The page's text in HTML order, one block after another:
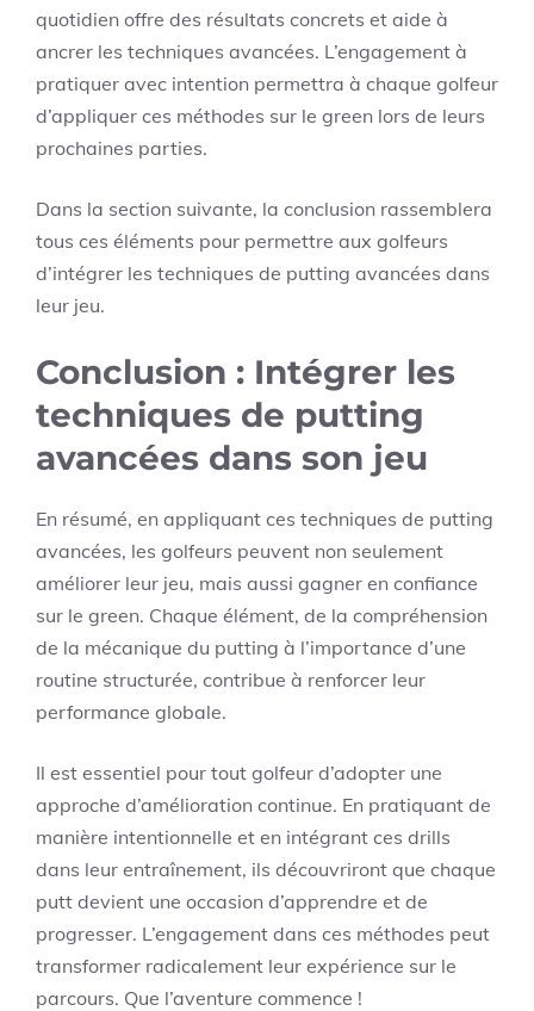
quotidien offre des résultats concrets et aide à
ancrer les techniques avancées. L’engagement à
pratiquer avec intention permettra à chaque golfeur
d’appliquer ces méthodes sur le green lors de leurs
prochaines parties.
Dans la section suivante, la conclusion rassemblera
tous ces éléments pour permettre aux golfeurs
d’intégrer les techniques de putting avancées dans
leur jeu.
Conclusion : Intégrer les
techniques de putting
avancées dans son jeu
En résumé, en appliquant ces techniques de putting
avancées, les golfeurs peuvent non seulement
améliorer leur jeu, mais aussi gagner en confiance
sur le green. Chaque élément, de la compréhension
de la mécanique du putting à l’importance d’une
routine structurée, contribue à renforcer leur
performance globale.
Il est essentiel pour tout golfeur d’adopter une
approche d’amélioration continue. En pratiquant de
manière intentionnelle et en intégrant ces drills
dans leur entraînement, ils découvriront que chaque
putt devient une occasion d’apprendre et de
progresser. L’engagement dans ces méthodes peut
transformer radicalement leur expérience sur le
parcours. Que l’aventure commence !